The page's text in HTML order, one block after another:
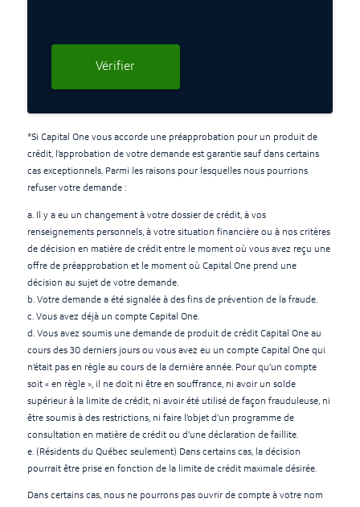
Vérifier
*Si Capital One vous accorde une préapprobation pour un produit de
crédit, l’approbation de votre demande est garantie sauf dans certains
cas exceptionnels. Parmi les raisons pour lesquelles nous pourrions
refuser votre demande :
a. Il y a eu un changement à votre dossier de crédit, à vos
renseignements personnels, à votre situation financière ou à nos critères
de décision en matière de crédit entre le moment où vous avez reçu une
offre de préapprobation et le moment où Capital One prend une
décision au sujet de votre demande.
b. Votre demande a été signalée à des fins de prévention de la fraude.
c. Vous avez déjà un compte Capital One.
d. Vous avez soumis une demande de produit de crédit Capital One au
cours des 30 derniers jours ou vous avez eu un compte Capital One qui
n’était pas en règle au cours de la dernière année. Pour qu’un compte
soit « en règle », il ne doit ni être en souffrance, ni avoir un solde
supérieur à la limite de crédit, ni avoir été utilisé de façon frauduleuse, ni
être soumis à des restrictions, ni faire l’objet d’un programme de
consultation en matière de crédit ou d’une déclaration de faillite.
e. (Résidents du Québec seulement) Dans certains cas, la décision
pourrait être prise en fonction de la limite de crédit maximale désirée.
Dans certains cas, nous ne pourrons pas ouvrir de compte à votre nom